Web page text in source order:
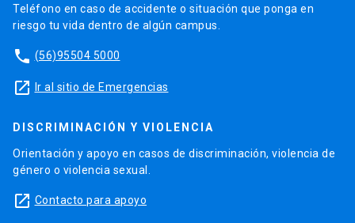
Teléfono en caso de accidente o situación que ponga en
riesgo tu vida dentro de algún campus.
phone (56)95504 5000
launch Ir al sitio de Emergencias
DISCRIMINACIÓN Y VIOLENCIA
Orientación y apoyo en casos de discriminación, violencia de
género o violencia sexual.
launch Contacto para apoyo